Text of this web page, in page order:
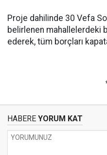
Proje dahilinde 30 Vefa
belirlenen mahallelerdeki
ederek, tüm borçları
HABERE YORUM KAT